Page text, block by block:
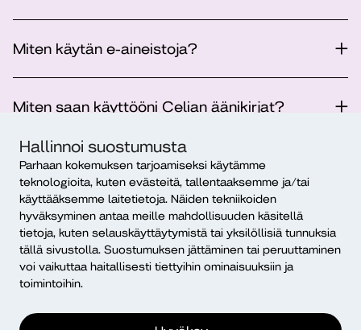
Hallinnoi suostumusta
Parhaan kokemuksen tarjoamiseksi käytämme
teknologioita, kuten evästeitä, tallentaaksemme ja/tai
käyttääksemme laitetietoja. Näiden tekniikoiden
hyväksyminen antaa meille mahdollisuuden käsitellä
tietoja, kuten selauskäyttäytymistä tai yksilöllisiä tunnuksia
tällä sivustolla. Suostumuksen jättäminen tai peruuttaminen
voi vaikuttaa haitallisesti tiettyihin ominaisuuksiin ja
toimintoihin.
Miten käytän e-aineistoja?
Miten saan käyttööni Celian äänikirjat?
Voinko käyttää kirjastoa vielä valmistumiseni
jälkeen?
Miten löydän tieteellisen artikkelin?
hankintaehdotuksen?